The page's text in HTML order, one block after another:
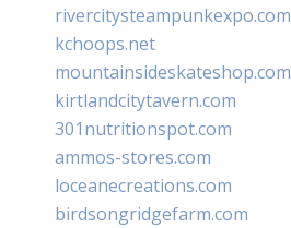
rivercitysteampunkexpo.com
kchoops.net
mountainsideskateshop.com
kirtlandcitytavern.com
301nutritionspot.com
ammos-stores.com
loceanecreations.com
birdsongridgefarm.com